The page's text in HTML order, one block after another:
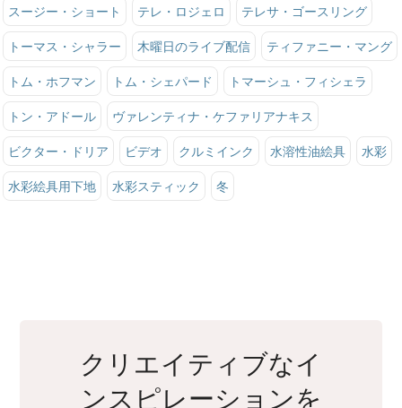
スージー・ショート テレ・ロジェロ テレサ・ゴースリング
トーマス・シャラー 木曜日のライブ配信 ティファニー・マング
トム・ホフマン トム・シェパード トマーシュ・フィシェラ
トン・アドール ヴァレンティナ・ケファリアナキス
ビクター・ドリア ビデオ クルミインク 水溶性油絵具 水彩
水彩絵具用下地 水彩スティック 冬
クリエイティブなイ
ンスピレーションを